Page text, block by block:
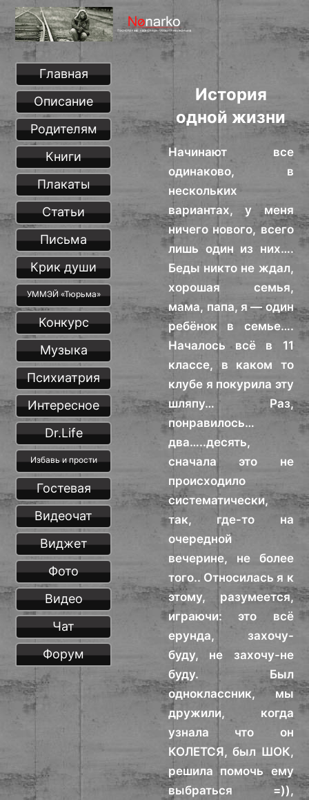
История
одной жизни
Начинают все
одинаково, в
нескольких
вариантах, у меня
ничего нового, всего
лишь один из них….
Беды никто не ждал,
хорошая семья,
мама, папа, я — один
ребёнок в семье….
Началось всё в 11
классе, в каком то
клубе я покурила эту
шляпу… Раз,
понравилось…
два…..десять,
сначала это не
происходило
систематически,
так, где-то на
очередной
вечерине, не более
того.. Относилась я к
этому, разумеется,
играючи: это всё
ерунда, захочу-
буду, не захочу-не
буду. Был
одноклассник, мы
дружили, когда
узнала что он
КОЛЕТСЯ, был ШОК,
решила помочь ему
выбраться =)),
Главная
Описание
Родителям
Книги
Плакаты
Статьи
Письма
Крик души
УММЭЙ «Тюрьма»
Конкурс
Музыка
Психиатрия
Интересное
Dr.Life
Избавь и прости
Гостевая
Видеочат
Виджет
Фото
Видео
Чат
Форум